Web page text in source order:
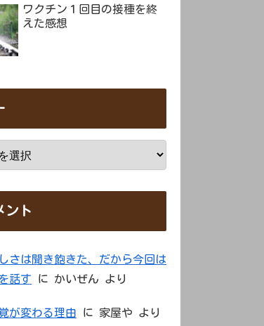
ワクチン１回目の接種を終
えた感想
ント
さは聞き飽きた、だから今回は
話す に かいぜん より
が変わる理由 に 家屋や より